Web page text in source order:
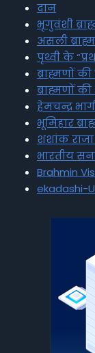
दान
भृगुवंशी
असली
पृथ्वी के
ब्राह्मणों
ब्राह्मणों की
हेमचन्द्र
भूमिहार
शशांक राजा
भारतीय
Brahmin
ekadashi-